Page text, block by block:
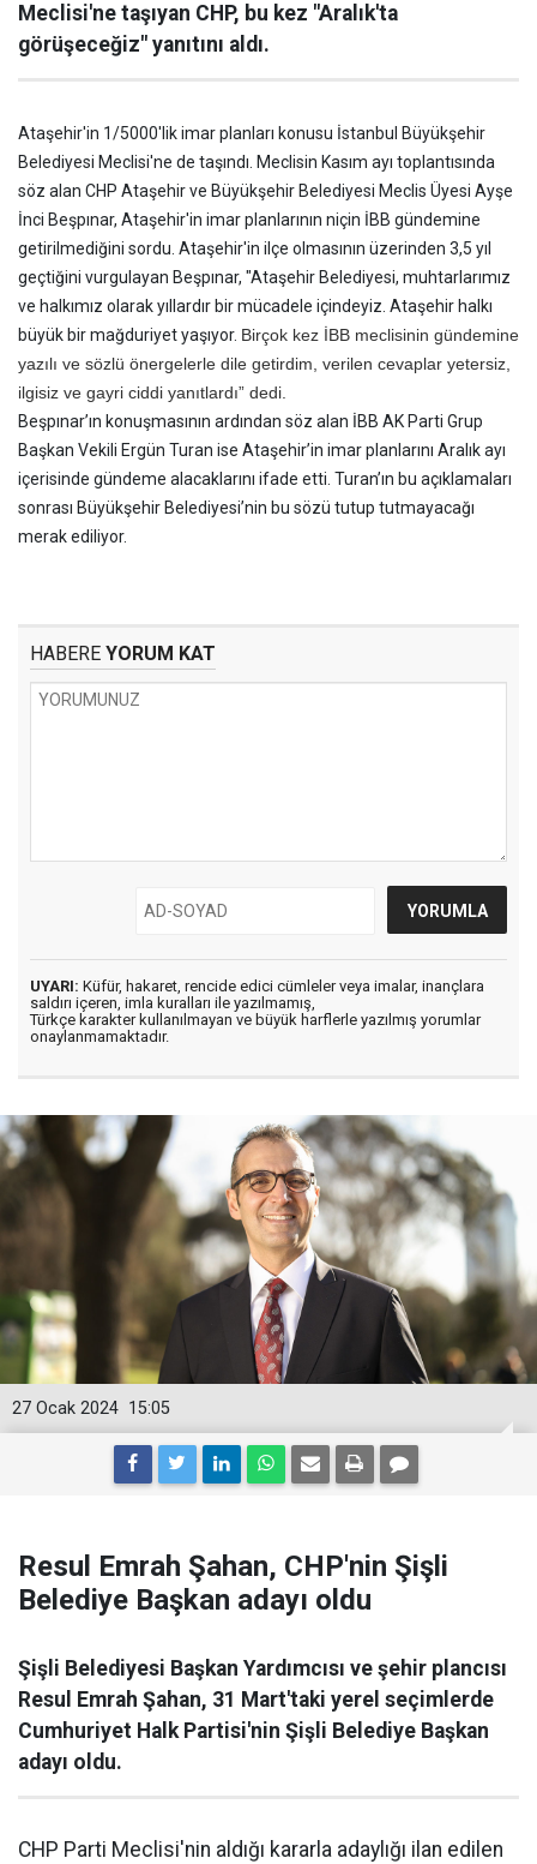
Meclisi'ne taşıyan CHP, bu kez "Aralık'ta
görüşeceğiz" yanıtını aldı.
Ataşehir'in 1/5000'lik imar planları konusu İstanbul Büyükşehir
Belediyesi Meclisi'ne de taşındı. Meclisin Kasım ayı toplantısında
söz alan CHP Ataşehir ve Büyükşehir Belediyesi Meclis Üyesi Ayşe
İnci Beşpınar, Ataşehir'in imar planlarının niçin İBB gündemine
getirilmediğini sordu. Ataşehir'in ilçe olmasının üzerinden 3,5 yıl
geçtiğini vurgulayan Beşpınar, "Ataşehir Belediyesi, muhtarlarımız
ve halkımız olarak yıllardır bir mücadele içindeyiz. Ataşehir halkı
büyük bir mağduriyet yaşıyor. Birçok kez İBB meclisinin gündemine
yazılı ve sözlü önergelerle dile getirdim, verilen cevaplar yetersiz,
ilgisiz ve gayri ciddi yanıtlardı” dedi.
Beşpınar’ın konuşmasının ardından söz alan İBB AK Parti Grup
Başkan Vekili Ergün Turan ise Ataşehir’in imar planlarını Aralık ayı
içerisinde gündeme alacaklarını ifade etti. Turan’ın bu açıklamaları
sonrası Büyükşehir Belediyesi’nin bu sözü tutup tutmayacağı
merak ediliyor.
HABERE YORUM KAT
UYARI: Küfür, hakaret, rencide edici cümleler veya imalar, inançlara
saldırı içeren, imla kuralları ile yazılmamış,
Türkçe karakter kullanılmayan ve büyük harflerle yazılmış yorumlar
onaylanmamaktadır.
15:05
27 Ocak 2024
Resul Emrah Şahan, CHP'nin Şişli
Belediye Başkan adayı oldu
Şişli Belediyesi Başkan Yardımcısı ve şehir plancısı
Resul Emrah Şahan, 31 Mart'taki yerel seçimlerde
Cumhuriyet Halk Partisi'nin Şişli Belediye Başkan
adayı oldu.
CHP Parti Meclisi'nin aldığı kararla adaylığı ilan edilen